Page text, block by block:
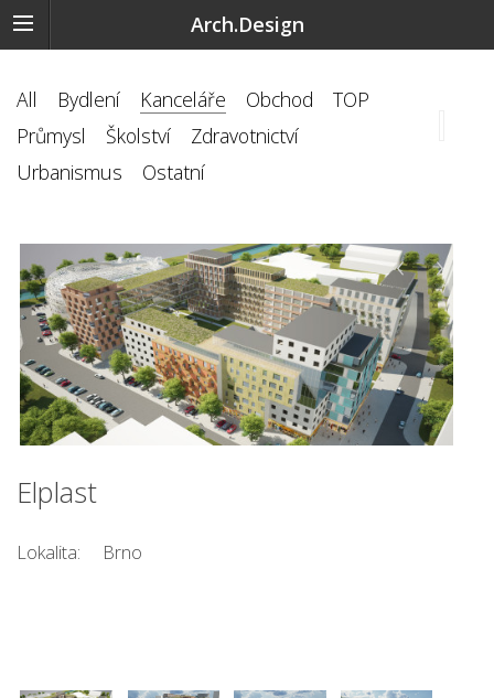
Arch.Design
All Bydlení Kanceláře Obchod
TOP
Průmysl
Školství
Zdravotnictví
Urbanismus
Ostatní
‹ ›
Elplast
Lokalita: Brno